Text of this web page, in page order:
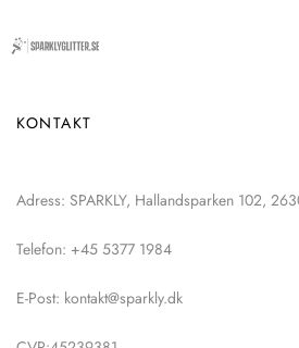
KONTAKT
Adress: SPARKLY, Hallandsparken 102,
Telefon: +45 5377 1984
E-Post: kontakt@sparkly.dk